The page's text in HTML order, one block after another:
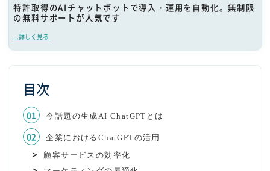
特許取得のAIチャットボットで導入・運用を自動化。無制限
の無料サポートが人気です
...詳しく見る
目次
今話題の生成AI ChatGPTとは
企業におけるChatGPTの活用
顧客サービスの効率化